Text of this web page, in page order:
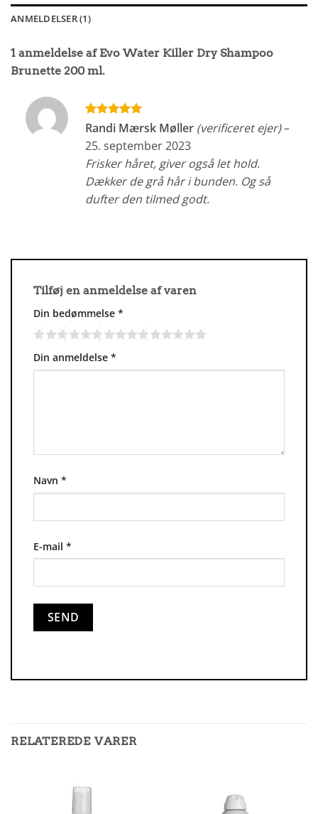
ANMELDELSER (1)
1 anmeldelse afEvo Water Killer Dry Shampoo
Brunette 200 ml.
Vurderet5
Randi Mærsk Møller (verificeret ejer)–
25. september 2023
Frisker håret, giver også let hold.
Dækker de grå hår i bunden. Og så
dufter den tilmed godt.
Tilføj en anmeldelse af varen
Din bedømmelse *
Din anmeldelse *
Navn *
E-mail *
RELATEREDE VARER